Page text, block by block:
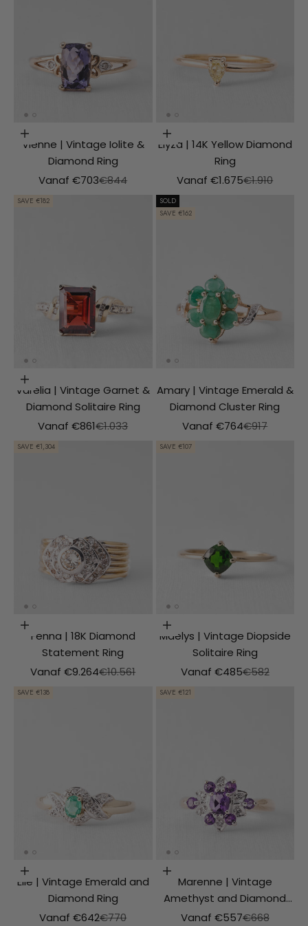
Choosing options
Vienne | Vintage Iolite &
Diamond Ring
Aanbiedingsprijs
Vanaf €703Normale prijs
€844
Choosing options
Elyza | 14K Yellow Diamond
Ring
Aanbiedingsprijs
Vanaf €1.675Normale
€1.910
SAVE €182
Choosing options
Varelia | Vintage Garnet &
Diamond Solitaire Ring
Aanbiedingsprijs
Vanaf €861Normale prijs
€1.033
SOLD
SAVE €162
Amary | Vintage Emerald &
Diamond Cluster Ring
Aanbiedingsprijs
Vanaf €764Normale
€917
SAVE €1,304
Choosing options
Fenna | 18K Diamond
Statement Ring
Aanbiedingsprijs
Vanaf €9.264Normale prijs
€10.561
SAVE €107
Choosing options
Maelys | Vintage Diopside
Solitaire Ring
Aanbiedingsprijs
Vanaf €485Normale prijs
€582
SAVE €138
Choosing options
Elle | Vintage Emerald and
Diamond Ring
Aanbiedingsprijs
Vanaf €642Normale prijs
€770
SAVE €121
Choosing options
Marenne | Vintage
Amethyst and Diamond
Cluster Ring
Aanbiedingsprijs
Vanaf €557Normale prijs
€668